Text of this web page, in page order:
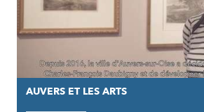
AUVERS ET LES ARTS